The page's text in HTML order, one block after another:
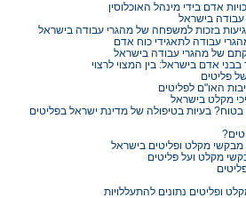
אדם בידי מינהל האוכלוסין
בישראל
בזכות למשפחה של מהגרי עבודה בישראל
עבודה לתאגידי כוח אדם
של מהגרי עבודה בישראל
אדם בישראל: בין המצוי לרצוי
פליטים
האו"ם לפליטים
מקלט בישראל
בעיות בטיפולה של מדינת ישראל בפליטים
מקלט ופליטים בישראל
מקלט ועל פליטים
ופליטים נתונים להתעללויות